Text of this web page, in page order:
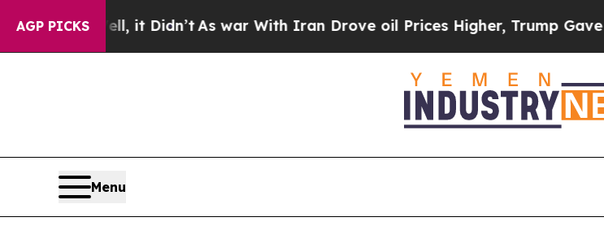
AGP PICKS
it Didn’t As war With Iran Drove oil Prices Higher, Trump Gave Politically
Menu